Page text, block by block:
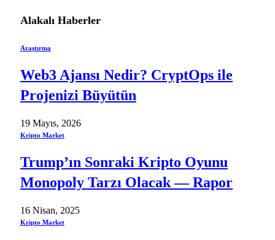
Alakalı Haberler
Araştırma
Web3 Ajansı Nedir? CryptOps ile
Projenizi Büyütün
19 Mayıs, 2026
Kripto Market
Trump’ın Sonraki Kripto Oyunu
Monopoly Tarzı Olacak — Rapor
16 Nisan, 2025
Kripto Market